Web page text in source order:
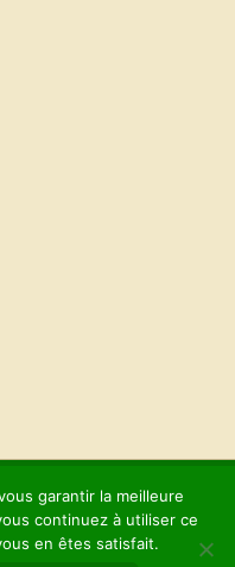
d'Ollivier
garantir la meilleure
continuez à utiliser ce
en êtes satisfait.